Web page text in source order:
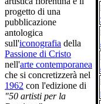
progetto di una
pubblicazione
antologica
sull'iconografia della
Passione di Cristo
nell'arte contemporanea
che si concretizzerà nel
1962 con l'edizione di
"50 artisti per la